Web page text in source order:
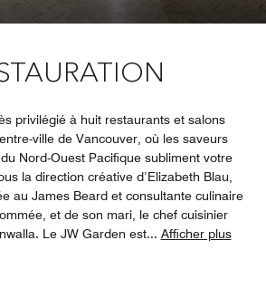
privilégié à huit restaurants et salons
ville de Vancouver, où les saveurs
Nord-Ouest Pacifique subliment votre
la direction créative d’Elizabeth Blau,
au James Beard et consultante culinaire
et de son mari, le chef cuisinier
Le JW Garden est... Afficher plus